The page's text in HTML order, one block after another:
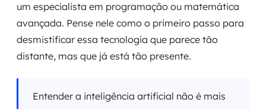
um especialista em programação ou matemática
avançada. Pense nele como o primeiro passo para
desmistificar essa tecnologia que parece tão
distante, mas que já está tão presente.
Entender a inteligência artificial não é mais